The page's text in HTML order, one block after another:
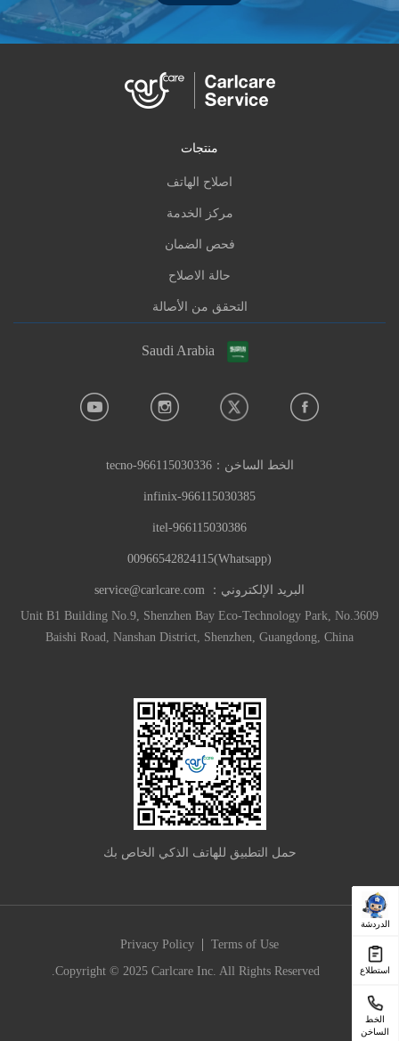
الدردشة
استطلاع
الخط
الساخن
منتجات
اصلاح الهاتف
مركز الخدمة
فحص الضمان
حالة الاصلاح
التحقق من الأصالة
Saudi Arabia
الخط الساخن：966115030336-tecno
966115030385-infinix
966115030386-itel
(Whatsapp)00966542824115
البريد الإلكتروني： service@carlcare.com
Unit B1 Building No.9, Shenzhen Bay Eco-Technology Park, No.3609
Baishi Road, Nanshan District, Shenzhen, Guangdong, China
حمل التطبيق للهاتف الذكي الخاص بك
Privacy Policy | Terms of Use
Copyright © 2025 Carlcare Inc. All Rights Reserved.